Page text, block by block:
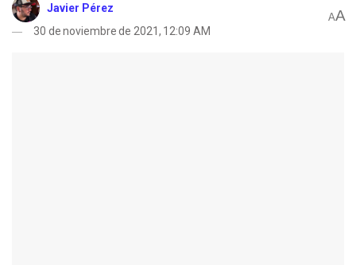
Javier Pérez
30 de noviembre de 2021, 12:09 AM
AA